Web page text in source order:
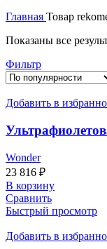
Главная Товар
Показаны все
Фильтр
Добавить в
Wonder
23 816 ₽
В корзину
Сравнить
Быстрый просмотр
Добавить в